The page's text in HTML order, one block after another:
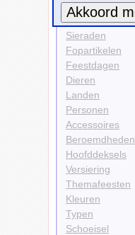
Kleding
Sieraden
Fopartikelen
Feestdagen
Dieren
Landen
Personen
Accessoires
Beroemdheden
Hoofddeksels
Versiering
Themafeesten
Kleuren
Typen
Schoeisel
Meer informatie